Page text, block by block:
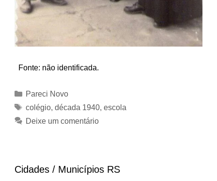
Fonte: não identificada.
Categorias
Pareci Novo
Tags
colégio, década 1940, escola
Deixe um comentário
Cidades / Municípios RS